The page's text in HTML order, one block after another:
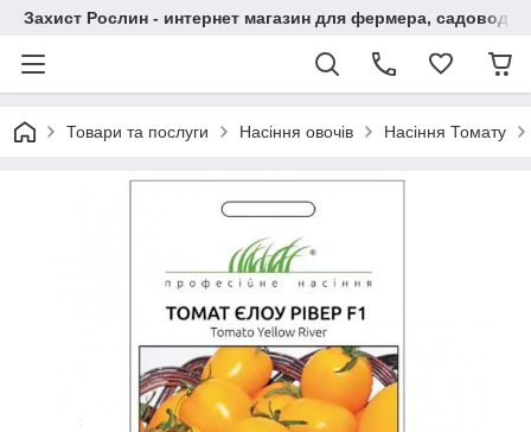
Захист Рослин - интернет магазин для фермера,
Товари та послуги Насіння овочів Насіння Томату